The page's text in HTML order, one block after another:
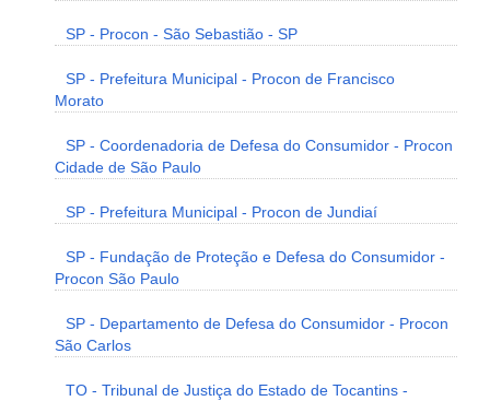
SP - Procon - São Sebastião - SP
SP - Prefeitura Municipal - Procon de Francisco
Morato
SP - Coordenadoria de Defesa do Consumidor - Procon
Cidade de São Paulo
SP - Prefeitura Municipal - Procon de Jundiaí
SP - Fundação de Proteção e Defesa do Consumidor -
Procon São Paulo
SP - Departamento de Defesa do Consumidor - Procon
São Carlos
TO - Tribunal de Justiça do Estado de Tocantins -